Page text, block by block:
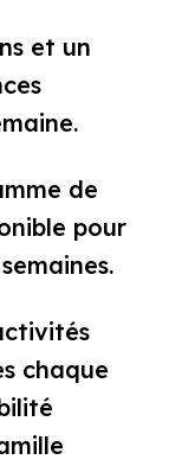
et un
de
pour
chaque